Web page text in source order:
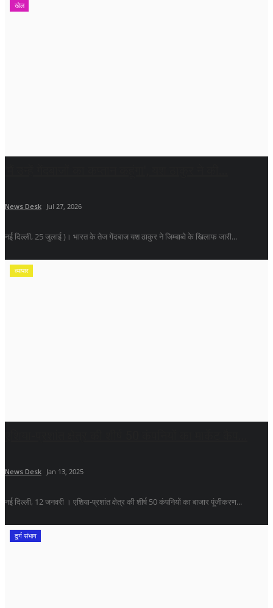
खेल
News Desk Jul 27, 2026
नई दिल्ली, 25 जुलाई )। भारत के तेज गेंदबाज यश ठाकुर ने जिम्बाब्वे के खिलाफ जारी...
व्यापार
News Desk Jan 13, 2025
नई दिल्ली, 12 जनवरी । एशिया-प्रशांत क्षेत्र की शीर्ष 50 कंपनियों का बाजार पूंजीकरण...
दुर्ग संभाग